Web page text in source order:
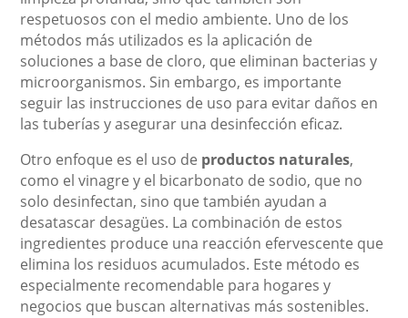
respetuosos con el medio ambiente. Uno de los
métodos más utilizados es la aplicación de
soluciones a base de cloro, que eliminan bacterias y
microorganismos. Sin embargo, es importante
seguir las instrucciones de uso para evitar daños en
las tuberías y asegurar una desinfección eficaz.
Otro enfoque es el uso de productos naturales,
como el vinagre y el bicarbonato de sodio, que no
solo desinfectan, sino que también ayudan a
desatascar desagües. La combinación de estos
ingredientes produce una reacción efervescente que
elimina los residuos acumulados. Este método es
especialmente recomendable para hogares y
negocios que buscan alternativas más sostenibles.